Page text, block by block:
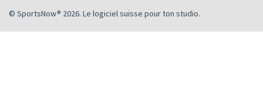
© SportsNow® 2026. Le logiciel suisse pour ton studio.